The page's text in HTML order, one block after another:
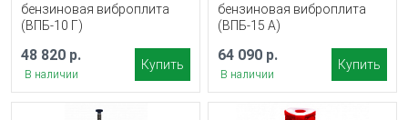
бензиновая виброплита
(ВПБ-10 Г)
48 820 р.
В наличии
Купить
бензиновая виброплита
(ВПБ-15 А)
64 090 р.
В наличии
Купить